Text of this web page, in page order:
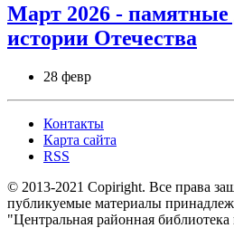
Март 2026 - памятные
истории Отечества
28 февр
Контакты
Карта сайта
RSS
© 2013-2021 Copiright. Все права
публикуемые материалы
"Центральная районная библиотека